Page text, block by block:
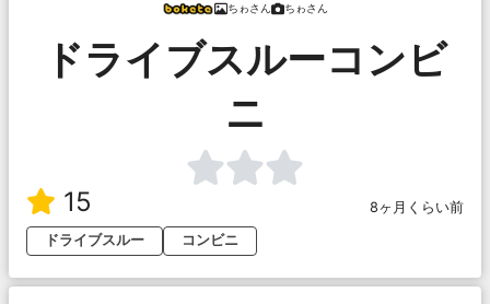
ちゎさん ちゎさん
ドライブスルーコンビ
ニ
15
8ヶ月くらい前
ドライブスルー
コンビニ